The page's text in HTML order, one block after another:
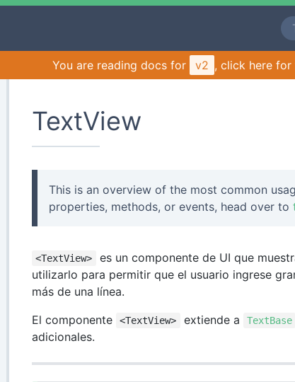
You are reading docs for v2 , click here for
TextView
This is an overview of the most common
properties, methods, or events, head over to
<TextView>
es un componente de UI que
utilizarlo para permitir que el usuario ingrese
más de una línea.
El componente
<TextView> extiende a TextBase
adicionales.